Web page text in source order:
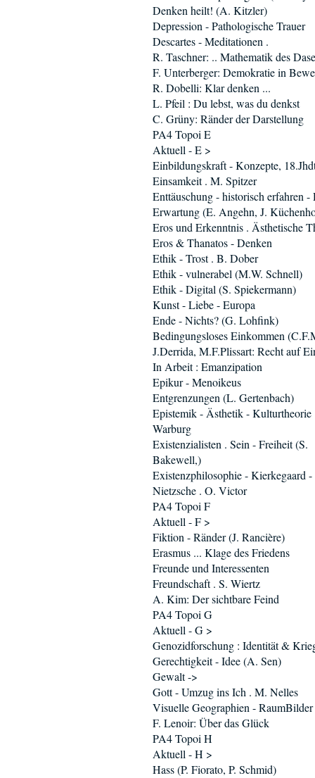
Denken heilt! (A. Kitzler)
Depression - Pathologische Trauer
Descartes - Meditationen .
R. Taschner: .. Mathematik des
F. Unterberger: Demokratie in
R. Dobelli: Klar denken ...
L. Pfeil : Du lebst, was du denkst
C. Grüny: Ränder der Darstellung
PA4 Topoi E
Aktuell - E >
Einbildungskraft - Konzepte,
Einsamkeit . M. Spitzer
Enttäuschung - historisch erfahren -
Erwartung (E. Angehn, J.
Eros und Erkenntnis . Ästhetische
Eros & Thanatos - Denken
Ethik - Trost . B. Dober
Ethik - vulnerabel (M.W. Schnell)
Ethik - Digital (S. Spiekermann)
Kunst - Liebe - Europa
Ende - Nichts? (G. Lohfink)
Bedingungsloses Einkommen
J.Derrida, M.F.Plissart: Recht auf
In Arbeit : Emanzipation
Epikur - Menoikeus
Entgrenzungen (L. Gertenbach)
Epistemik - Ästhetik -
Warburg
Existenzialisten . Sein - Freiheit (S.
Bakewell,)
Existenzphilosophie - Kierkegaard -
Nietzsche . O. Victor
PA4 Topoi F
Aktuell - F >
Fiktion - Ränder (J. Rancière)
Erasmus ... Klage des Friedens
Freunde und Interessenten
Freundschaft . S. Wiertz
A. Kim: Der sichtbare Feind
PA4 Topoi G
Aktuell - G >
Genozidforschung : Identität &
Gerechtigkeit - Idee (A. Sen)
Gewalt ->
Gott - Umzug ins Ich . M. Nelles
Visuelle Geographien - RaumBilder
F. Lenoir: Über das Glück
PA4 Topoi H
Aktuell - H >
Hass (P. Fiorato, P. Schmid)